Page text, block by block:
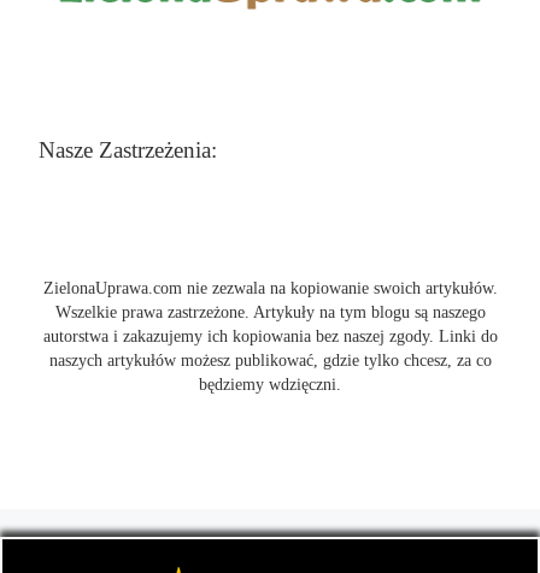
Nasze Zastrzeżenia:
ZielonaUprawa.com nie zezwala na kopiowanie swoich artykułów.
Wszelkie prawa zastrzeżone. Artykuły na tym blogu są naszego
autorstwa i zakazujemy ich kopiowania bez naszej zgody. Linki do
naszych artykułów możesz publikować, gdzie tylko chcesz, za co
będziemy wdzięczni.